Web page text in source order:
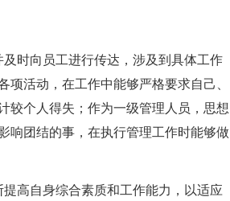
时向员工进行传达，涉及到具体工作
活动，在工作中能够严格要求自己、
较个人得失；作为一级管理人员，思想
响团结的事，在执行管理工作时能够做
高自身综合素质和工作能力，以适应